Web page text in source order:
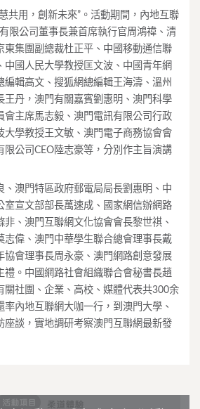
共用，創新未來”。活動期間，內地互聯
限公司董事長兼首席執行官周鴻禕、清
東集團副總裁杜正平、中國移動通信聯
中國人民大學教授匡文波、中國青年網
編輯高文、搜狐網總編輯王海濤、溫州
王丹，澳門有關嘉賓劉惠明、澳門科學
會主席馬志毅、澳門電訊有限公司行政
大學教授王文敏、澳門電子商務協會會
限公司CEO陸志豪等，分別作主旨演講
、澳門特區政府郵電局局長劉惠明、中
室宣文部部長萬速成、國家網信辦網路
、澳門互聯網文化協會會長黎世祺、
志偉、澳門中華學生聯合總會理事長戴
協會理事長周永豪、澳門網路創意發展
禮。中國網路社會組織聯合會秘書長趙
關社團、企業、高校、媒體代表共300余
率內地互聯網大咖一行，到澳門大學、
座談，實地調研考察澳門互聯網最新發